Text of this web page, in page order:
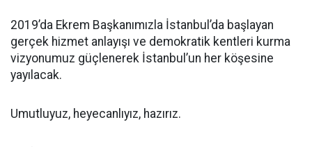
2019’da Ekrem Başkanımızla İstanbul’da başlayan
gerçek hizmet anlayışı ve demokratik kentleri kurma
vizyonumuz güçlenerek İstanbul’un her köşesine
yayılacak.
Umutluyuz, heyecanlıyız, hazırız.